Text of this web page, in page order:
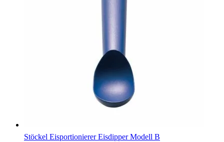
Stöckel Eisportionierer Eisdipper Modell B